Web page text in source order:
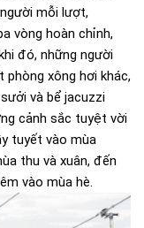
mỗi lượt,
vòng hoàn chỉnh,
đó, những người
xông hơi khác,
và bể jacuzzi
cảnh sắc tuyệt vời
tuyết vào mùa
thu và xuân, đến
vào mùa hè.